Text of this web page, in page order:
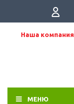
Наша
МЕНЮ